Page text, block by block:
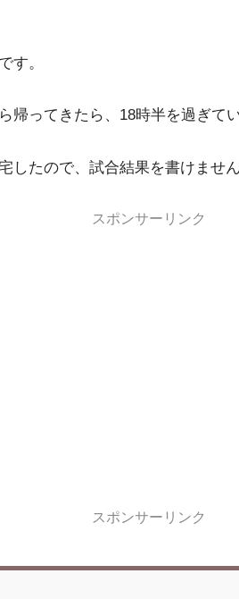
す。
帰ってきたら、18時半を過ぎてい
したので、試合結果を書けません
スポンサーリンク
スポンサーリンク